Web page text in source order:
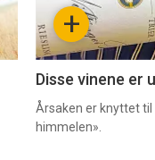
6 +
Disse vinene er
Årsaken er knyttet til
himmelen».